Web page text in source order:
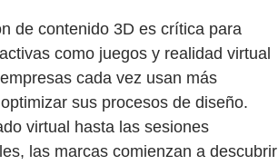
de contenido 3D es crítica para
como juegos y realidad virtual
cada vez usan más
sus procesos de diseño.
virtual hasta las sesiones
las marcas comienzan a descubrir